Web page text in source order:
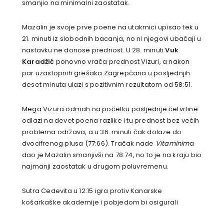
smanjio na minimalni zaostatak.
Mazalin je svoje prve poene na utakmici upisao tek u
21. minuti iz slobodnih bacanja, no ni njegovi ubačaji u
nastavku ne donose prednost. U 28. minuti Vuk
Karadžić ponovno vrača prednost Vizuri, a nakon
par uzastopnih grešaka Zagrepčana u posljednjih
deset minuta ulazi s pozitivnim rezultatom od 58:51.
Mega Vizura odmah na početku posljednje četvrtine
odlazi na devet poena razlike i tu prednost bez većih
problema održava, a u 36. minuti čak dolaze do
dvocifrenog plusa (77:66). Tračak nade Vitaminima
dao je Mazalin smanjivši na 78:74, no to je na kraju bio
najmanji zaostatak u drugom poluvremenu.
Sutra Cedevita u 12:15 igra protiv Kanarske
košarkaške akademije i pobjedom bi osigurali